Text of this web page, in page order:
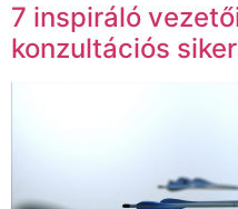
7 inspiráló
konzultációs